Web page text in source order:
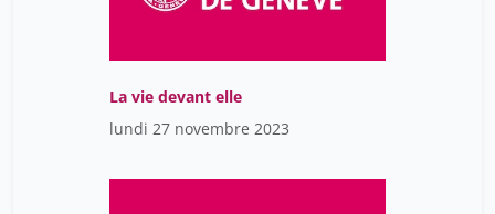
La vie devant elle
lundi 27 novembre 2023